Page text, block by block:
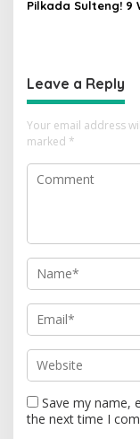
Pilkada Sulteng! 9
Leave a Reply
Your email address
marked *
Save my name,
the next time I